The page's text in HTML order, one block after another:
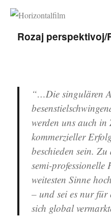
Horizontalfilm
Rozaj
“…Die singulären
werden uns auch
kommerzieller
beschieden sein.
semi-professionelle
weitesten Sinne
– und sei es nur für
sich global